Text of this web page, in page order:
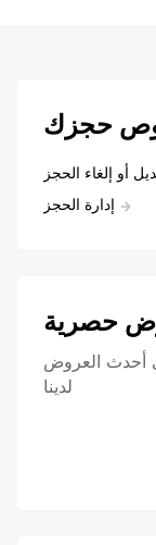
حجزك
أو إلغاء الحجز
إدارة الحجز
حصرية
أحدث العروض
لدينا